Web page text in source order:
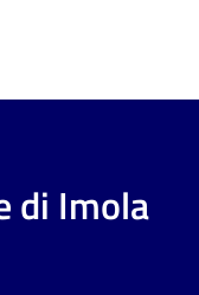
di Imola